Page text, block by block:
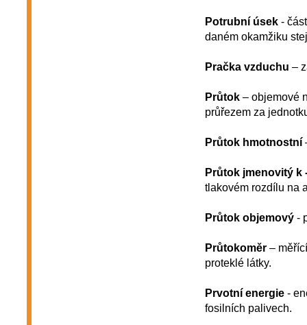
Potrubní úsek-
daném okamžiku
Pračka vzduchu –
Průtok– objemové
průřezem za
Průtok hmotnostní
Průtok jmenovitý k
tlakovém rozdílu na
Průtok objemový-
Průtokoměr–
proteklé látky.
Prvotní energie-
fosilních palivech.